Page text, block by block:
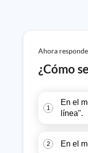
Ahora
¿Cómo
1
En el
línea".
2 En el